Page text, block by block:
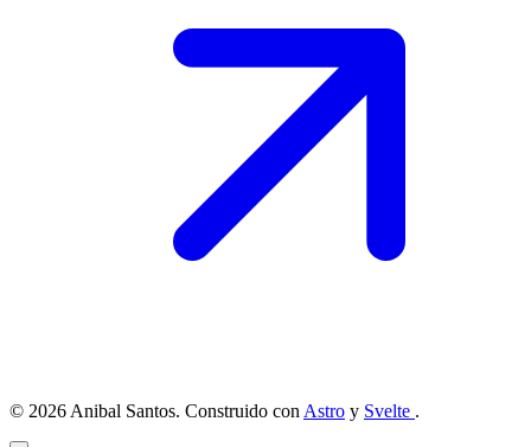
© 2026 Anibal Santos. Construido con Astro y Svelte .